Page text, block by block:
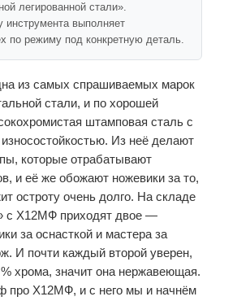
легированной стали».
инструмента выполняет
по режиму под конкретную деталь.
из самых спрашиваемых марок
стали, и по хорошей
штамповая сталь с
Из неё делают
которые отрабатывают
и её же обожают ножевики за то,
остроту очень долго. На складе
с Х12МФ приходят двое —
за оснасткой и мастера за
И почти каждый второй уверен,
% хрома, значит она нержавеющая.
про Х12МФ, и с него мы и начнём